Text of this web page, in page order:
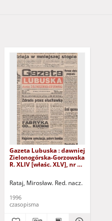
Gazeta Lubuska : dawniej
Zielonogórska-Gorzowska
R. XLIV [właśc. XLV], nr 52
Rataj, Mirosław. Red. nacz.
1996
czasopisma